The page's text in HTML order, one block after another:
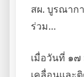
สผ. บูรณาก
ร่วม…
เมื่อวันที่ ๑